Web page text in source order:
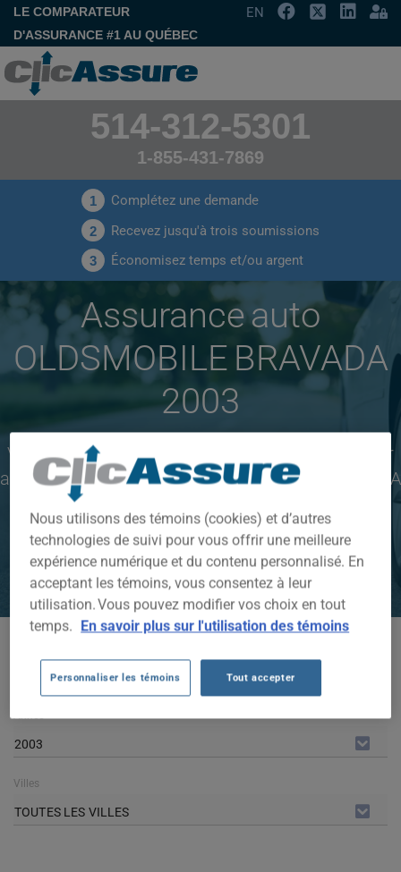
LE COMPARATEUR
D'ASSURANCE #1 AU QUÉBEC
EN
514-312-5301
1-855-431-7869
1 Complétez une demande
2 Recevez jusqu'à trois soumissions
3 Économisez temps et/ou argent
Assurance auto
OLDSMOBILE BRAVADA
2003
Voyez les primes payées par nos clients pour leur
assurance auto de marque OLDSMOBILE BRAVADA
CLIQUEZ ICI POUR ÉCONOMISER SUR VOTRE
ASSURANCE AUTO
BRAVADA
Année
2003
Villes
TOUTES LES VILLES
Nous utilisons des témoins (cookies) et d’autres
technologies de suivi pour vous offrir une meilleure
expérience numérique et du contenu personnalisé. En
acceptant les témoins, vous consentez à leur
utilisation. Vous pouvez modifier vos choix en tout
temps. En savoir plus sur l'utilisation des témoins
Personnaliser les témoins Tout accepter